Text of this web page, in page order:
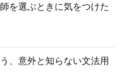
を選ぶときに気をつけた
、意外と知らない文法用